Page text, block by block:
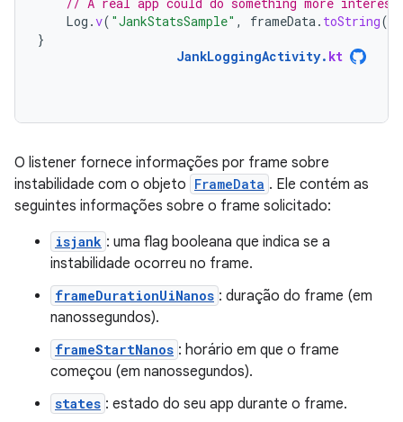
Log .v( "JankStatsSample" , frameData. toString
}
JankLoggingActivity. kt
O listener fornece informações por frame sobre
instabilidade com o objeto FrameData . Ele contém as
seguintes informações sobre o frame solicitado:
isjank : uma flag booleana que indica se a
instabilidade ocorreu no frame.
frameDurationUiNanos : duração do frame (em
nanossegundos).
frameStartNanos : horário em que o frame
começou (em nanossegundos).
states : estado do seu app durante o frame.